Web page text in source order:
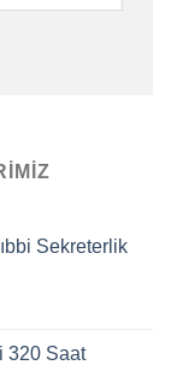
Sekreterlik
320 Saat